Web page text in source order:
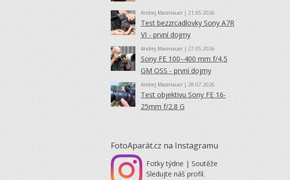
Andrej Macenauer| 21.05.2026
Test bezzrcadlovky Sony A7R
VI - první dojmy
Andrej Macenauer| 27.05.2026
Sony FE 100–400 mm f/4,5
GM OSS - první dojmy
Andrej Macenauer| 28.07.2026
Test objektivu Sony FE 16-
25mm f/2.8 G
FotoAparát.cz na Instagramu
Fotky týdne | Soutěže
Sledujte náš profil.